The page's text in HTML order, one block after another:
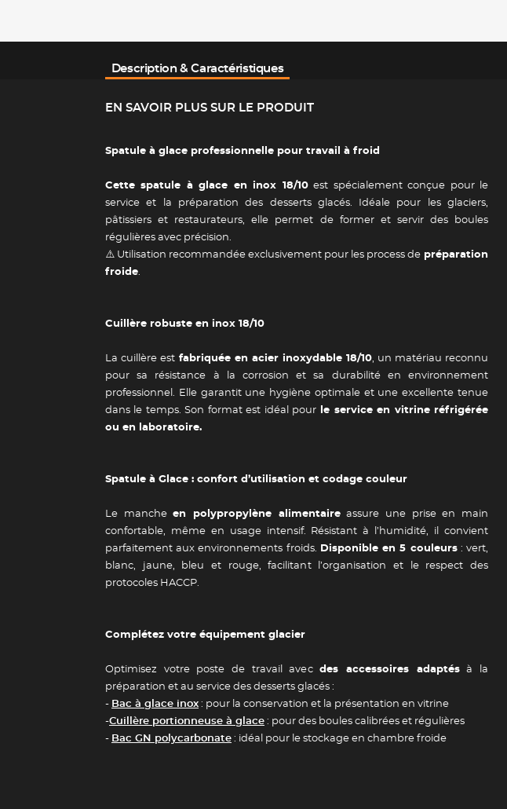
Description & Caractéristiques
EN SAVOIR PLUS SUR LE PRODUIT
Spatule à glace professionnelle pour travail à froid
Cette spatule à glace en inox 18/10est spécialement conçue pour le
service et la préparation des desserts glacés. Idéale pour les glaciers,
pâtissiers et restaurateurs, elle permet de former et servir des boules
régulières avec précision.
⚠️ Utilisation recommandée exclusivement pour les process de préparation
froide.
Cuillère robuste en inox 18/10
La cuillère est fabriquée en acier inoxydable 18/10, un matériau reconnu
pour sa résistance à la corrosion et sa durabilité en environnement
professionnel. Elle garantit une hygiène optimale et une excellente tenue
dans le temps. Son format est idéal pourle service en vitrine réfrigérée
ou en laboratoire.
Spatule à Glace : confort d’utilisation et codage couleur
Le mancheen polypropylène alimentaireassure une prise en main
confortable, même en usage intensif. Résistant à l’humidité, il convient
parfaitement aux environnements froids.
Disponible en 5 couleurs: vert,
blanc, jaune, bleu et rouge, facilitant l’organisation et le respect des
protocoles HACCP.
Complétez votre équipement glacier
Optimisez votre poste de travail avecdes accessoires adaptésà la
préparation et au service des desserts glacés :
- Bac à glace inox : pour la conservation et la présentation en vitrine
-Cuillère portionneuse à glace : pour des boules calibrées et régulières
- Bac GN polycarbonate : idéal pour le stockage en chambre froide
Guide des tailles
Adresse e-mail *